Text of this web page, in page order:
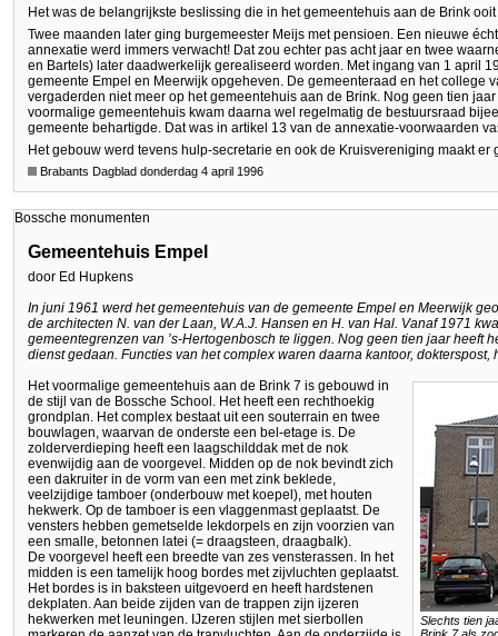
Het was de belangrijkste beslissing die in het gemeentehuis aan de Brink
Twee maanden later ging burgemeester Meijs met pensioen. Een nieuwe
annexatie werd immers verwacht! Dat zou echter pas acht jaar en twee
en Bartels) later daadwerkelijk gerealiseerd worden. Met ingang van 1 april
gemeente Empel en Meerwijk opgeheven. De gemeenteraad en het college
vergaderden niet meer op het gemeentehuis aan de Brink. Nog geen tien
voormalige gemeentehuis kwam daarna wel regelmatig de bestuursraad
gemeente behartigde. Dat was in artikel 13 van de annexatie-voorwaarden
Het gebouw werd tevens hulp-secretarie en ook de Kruisvereniging maakt er
Brabants Dagblad donderdag 4 april 1996
Bossche monumenten
Gemeentehuis Empel
door Ed Hupkens
In juni 1961 werd het gemeentehuis van de gemeente Empel en Meerwijk
de architecten N. van der Laan, W.A.J. Hansen en H. van Hal. Vanaf 1971
gemeentegrenzen van ’s-Hertogenbosch te liggen. Nog geen tien jaar heeft
dienst gedaan. Functies van het complex waren daarna kantoor, dokterspost,
Slechts tien
Het voormalige gemeentehuis aan de Brink 7 is gebouwd in
de stijl van de Bossche School. Het heeft een rechthoekig
grondplan. Het complex bestaat uit een souterrain en twee
bouwlagen, waarvan de onderste een bel-etage is. De
zolderverdieping heeft een laagschilddak met de nok
evenwijdig aan de voorgevel. Midden op de nok bevindt zich
een dakruiter in de vorm van een met zink beklede,
veelzijdige tamboer (onderbouw met koepel), met houten
hekwerk. Op de tamboer is een vlaggenmast geplaatst. De
vensters hebben gemetselde lekdorpels en zijn voorzien van
een smalle, betonnen latei (= draagsteen, draagbalk).
De voorgevel heeft een breedte van zes vensterassen. In het
midden is een tamelijk hoog bordes met zijvluchten geplaatst.
Het bordes is in baksteen uitgevoerd en heeft hardstenen
dekplaten. Aan beide zijden van de trappen zijn ijzeren
hekwerken met leuningen. IJzeren stijlen met sierbollen